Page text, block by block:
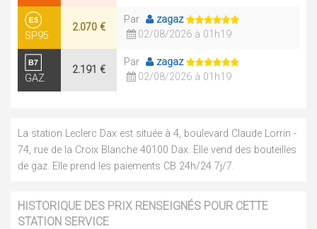
SP95
2.070 €
Par
zagaz
02/08/2026 à 01h19
GAZ
2.191 €
Par
zagaz
02/08/2026 à 01h19
La station Leclerc Dax est située à 4, boulevard Claude Lorrin -
74, rue de la Croix Blanche 40100 Dax. Elle vend des bouteilles
de gaz. Elle prend les paiements CB 24h/24 7j/7.
HISTORIQUE DES PRIX RENSEIGNÉS POUR CETTE
STATION SERVICE